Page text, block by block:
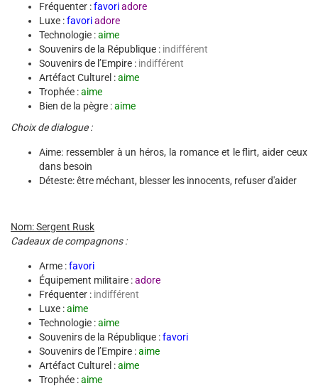
Fréquenter :favoriadore
Luxe :favoriadore
Technologie :aime
Souvenirs de la République : indifférent
Souvenirs de l’Empire : indifférent
Artéfact Culturel :aime
Trophée :aime
Bien de la pègre :aime
Choix de dialogue :
Aime: ressembler à un héros, la romance et le flirt, aider ceux
dans besoin
Déteste: être méchant, blesser les innocents, refuser d'aider
Nom: Sergent Rusk
Cadeaux de compagnons :
Arme :favori
Équipement militaire :adore
Fréquenter : indifférent
Luxe :aime
Technologie :aime
Souvenirs de la République :favori
Souvenirs de l’Empire :aime
Artéfact Culturel :aime
Trophée :aime